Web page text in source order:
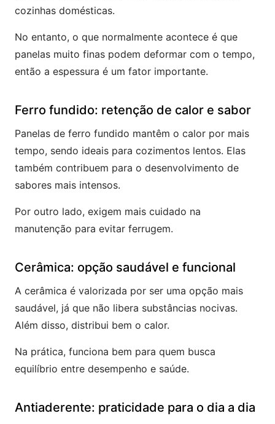
cozinhas domésticas.
No entanto, o que normalmente acontece é que
panelas muito finas podem deformar com o tempo,
então a espessura é um fator importante.
Ferro fundido: retenção de calor e sabor
Panelas de ferro fundido mantêm o calor por mais
tempo, sendo ideais para cozimentos lentos. Elas
também contribuem para o desenvolvimento de
sabores mais intensos.
Por outro lado, exigem mais cuidado na
manutenção para evitar ferrugem.
Cerâmica: opção saudável e funcional
A cerâmica é valorizada por ser uma opção mais
saudável, já que não libera substâncias nocivas.
Além disso, distribui bem o calor.
Na prática, funciona bem para quem busca
equilíbrio entre desempenho e saúde.
Antiaderente: praticidade para o dia a dia